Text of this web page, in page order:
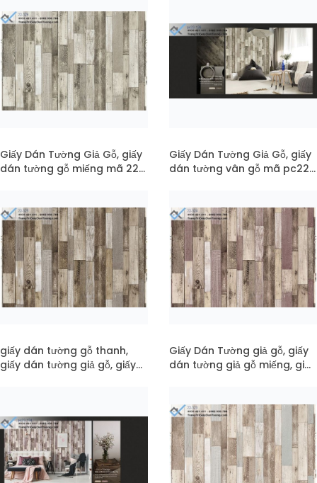
Giấy Dán Tường Giả Gỗ, giấy
dán tường gỗ miếng mã 22-
Giấy Dán Tường Giả Gỗ, giấy
dán tường vân gỗ mã pc22-
giấy dán tường gỗ thanh,
giấy dán tường giả gỗ, giấy
Giấy Dán Tường giả gỗ, giấy
dán tường giả gỗ miếng, giay